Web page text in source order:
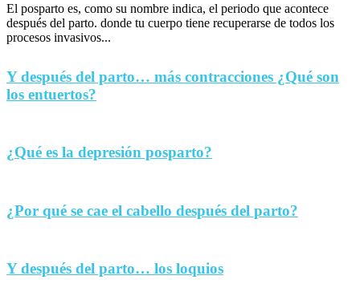
El posparto es, como su nombre indica, el periodo que acontece
después del parto. donde tu cuerpo tiene recuperarse de todos los
procesos invasivos...
Y después del parto… más contracciones ¿Qué son
los entuertos?
¿Qué es la depresión posparto?
¿Por qué se cae el cabello después del parto?
Y después del parto… los loquios